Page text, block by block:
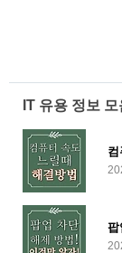
IT 유용 정보
팝